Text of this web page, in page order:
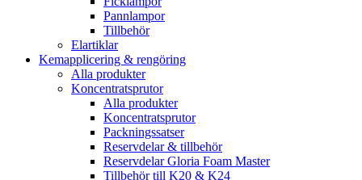
Pannlampor
Tillbehör
Elartiklar
Kemapplicering & rengöring
Alla produkter
Koncentratsprutor
Alla produkter
Koncentratsprutor
Packningssatser
Reservdelar & tillbehör
Reservdelar Gloria Foam Master
Tillbehör till K20 & K24